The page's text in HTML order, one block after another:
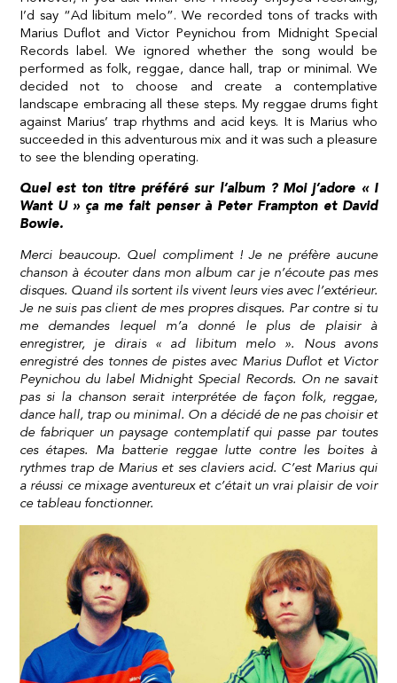
I’d say “Ad libitum melo”. We recorded tons of tracks with
Marius Duflot and Victor Peynichou from Midnight Special
Records label. We ignored whether the song would be
performed as folk, reggae, dance hall, trap or minimal. We
decided not to choose and create a contemplative
landscape embracing all these steps. My reggae drums fight
against Marius’ trap rhythms and acid keys. It is Marius who
succeeded in this adventurous mix and it was such a pleasure
to see the blending operating.
Quel est ton titre préféré sur l’album ? Moi j’adore « I
Want U » ça me fait penser à Peter Frampton et David
Bowie.
Merci beaucoup. Quel compliment ! Je ne préfère aucune
chanson à écouter dans mon album car je n’écoute pas mes
disques. Quand ils sortent ils vivent leurs vies avec l’extérieur.
Je ne suis pas client de mes propres disques. Par contre si tu
me demandes lequel m’a donné le plus de plaisir à
enregistrer, je dirais « ad libitum melo ». Nous avons
enregistré des tonnes de pistes avec Marius Duflot et Victor
Peynichou du label Midnight Special Records. On ne savait
pas si la chanson serait interprétée de façon folk, reggae,
dance hall, trap ou minimal. On a décidé de ne pas choisir et
de fabriquer un paysage contemplatif qui passe par toutes
ces étapes. Ma batterie reggae lutte contre les boites à
rythmes trap de Marius et ses claviers acid. C’est Marius qui
a réussi ce mixage aventureux et c’était un vrai plaisir de voir
ce tableau fonctionner.